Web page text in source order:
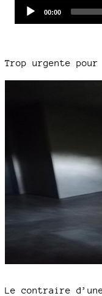
Current
00:00
Trop urgente
Le contraire